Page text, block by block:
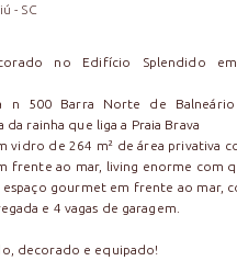
- SC
no Edifício Splendido em
n 500 Barra Norte de Balneário
rainha que liga a Praia Brava
de 264 m² de área privativa
frente ao mar, living enorme com
espaço gourmet em frente ao mar,
e 4 vagas de garagem.
decorado e equipado!